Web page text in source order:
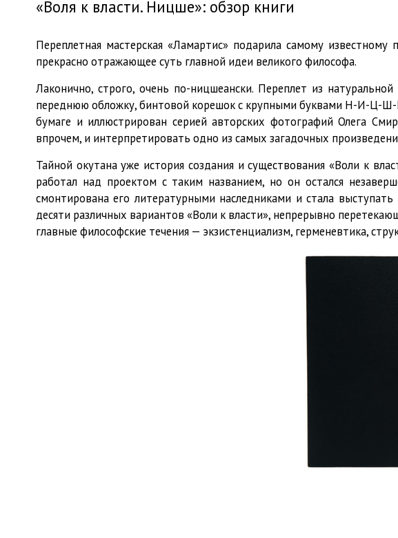
«Воля к власти. Ницше»: обзор книги
Переплетная мастерская «Ламартис» подарила самому
прекрасно отражающее суть главной идеи великого философа.
Лаконично, строго, очень по-ницшеански. Переплет из
переднюю обложку, бинтовой корешок с крупными буквами Н-И-Ц-Ш-
бумаге и иллюстрирован серией авторских фотографий Олега
впрочем, и интерпретировать одно из самых загадочных
Тайной окутана уже история создания и существования «Воли к
работал над проектом с таким названием, но он остался
смонтирована его литературными наследниками и стала
десяти различных вариантов «Воли к власти», непрерывно
главные философские течения — экзистенциализм, герменевтика,